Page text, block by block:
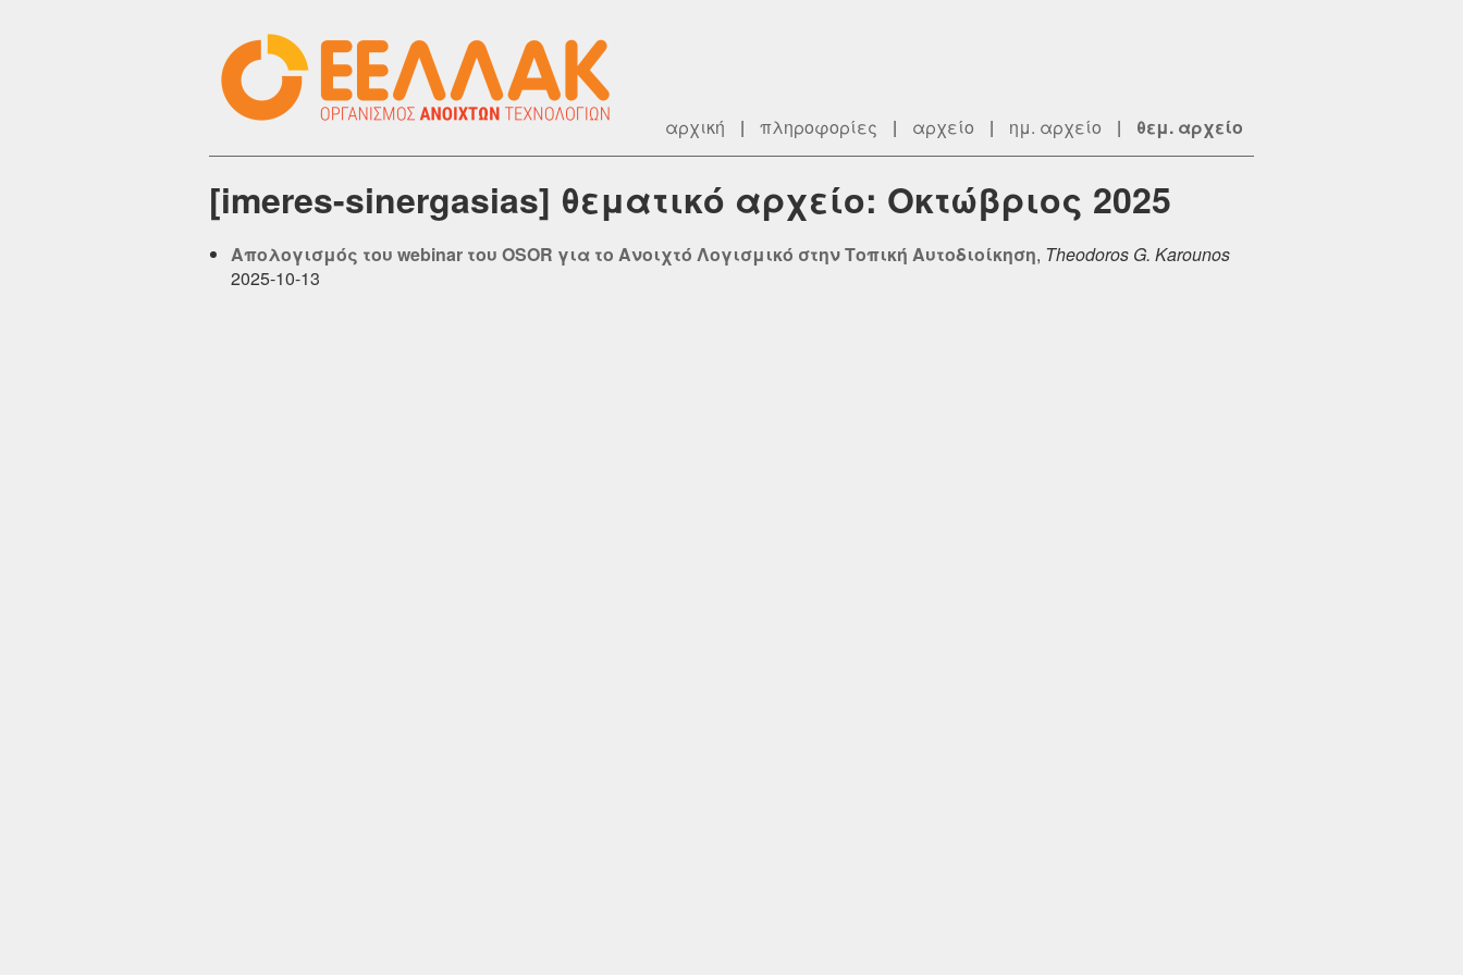
αρχική | πληροφορίες | αρχείο | ημ. αρχείο | θεμ. αρχείο
[imeres-sinergasias] θεματικό αρχείο: Οκτώβριος 2025
Απολογισμός του webinar του OSOR για το Ανοιχτό Λογισμικό στην Τοπική Αυτοδιοίκηση, Theodoros G. Karounos
2025-10-13